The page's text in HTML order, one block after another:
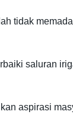
tidak
saluran
aspirasi